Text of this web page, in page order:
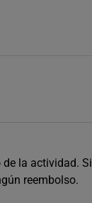
la actividad. Si
reembolso.